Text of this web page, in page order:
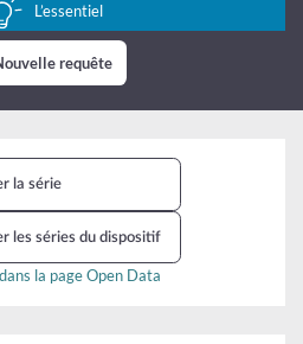
L’essentiel
requête
la série
les séries du dispositif
la page Open Data